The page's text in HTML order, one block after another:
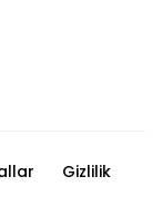
Gizlilik